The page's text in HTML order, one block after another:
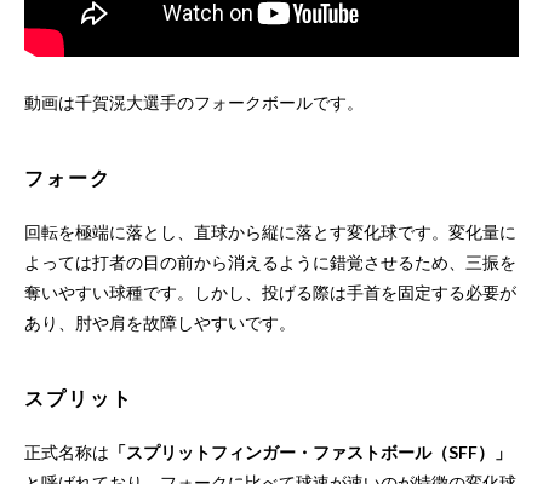
動画は千賀滉大選手のフォークボールです。
フォーク
回転を極端に落とし、直球から縦に落とす変化球です。変化量に
よっては打者の目の前から消えるように錯覚させるため、三振を
奪いやすい球種です。しかし、投げる際は手首を固定する必要が
あり、肘や肩を故障しやすいです。
スプリット
正式名称は 「スプリットフィンガー・ファストボール（SFF）」